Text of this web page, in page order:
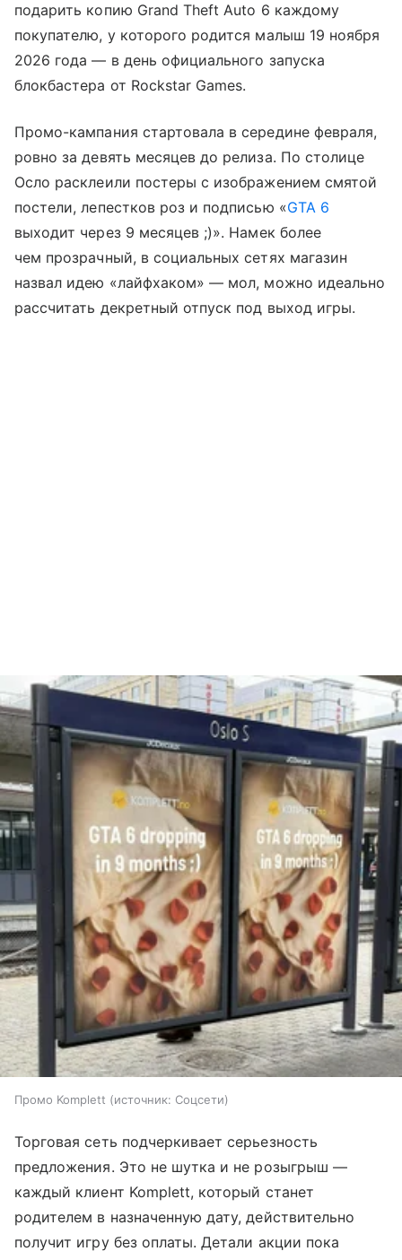
подарить копию Grand Theft Auto 6 каждому
покупателю, у которого родится малыш 19 ноября
2026 года — в день официального запуска
блокбастера от Rockstar Games.
Промо-кампания стартовала в середине февраля,
ровно за девять месяцев до релиза. По столице
Осло расклеили постеры с изображением смятой
постели, лепестков роз и подписью «GTA 6
выходит через 9 месяцев ;)». Намек более
чем прозрачный, в социальных сетях магазин
назвал идею «лайфхаком» — мол, можно идеально
рассчитать декретный отпуск под выход игры.
Промо Komplett источник: Соцсети
Торговая сеть подчеркивает серьезность
предложения. Это не шутка и не розыгрыш —
каждый клиент Komplett, который станет
родителем в назначенную дату, действительно
получит игру без оплаты. Детали акции пока